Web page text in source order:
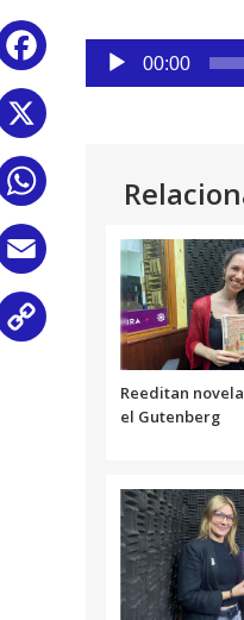
Facebook
WhatsApp
Reproductor
audio
00:00
Reeditan
el Gutenberg